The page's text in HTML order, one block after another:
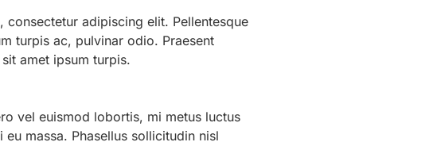
consectetur adipiscing elit. Pellentesque
turpis ac, pulvinar odio. Praesent
amet ipsum turpis.
vel euismod lobortis, mi metus luctus
massa. Phasellus sollicitudin nisl